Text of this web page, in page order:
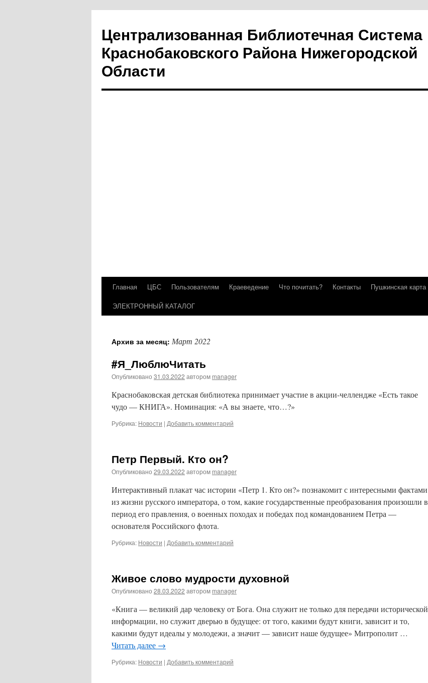
Централизованная Библиотечная Система
Краснобаковского Района Нижегородской
Области
Перейти
Главная ЦБС Пользователям Краеведение Что почитать? Контакты Пушкинская карта
ЭЛЕКТРОННЫЙ КАТАЛОГ
Архив за месяц: Март 2022
#Я_ЛюблюЧитать
Опубликовано 31.03.2022 автором manager
Краснобаковская детская библиотека принимает участие в акции-челлендже «Есть такое
чудо — КНИГА». Номинация: «А вы знаете, что…?»
Рубрика: Новости | Добавить комментарий
Петр Первый. Кто он?
Опубликовано 29.03.2022 автором manager
Интерактивный плакат час истории «Петр 1. Кто он?» познакомит с интересными фактами
из жизни русского императора, о том, какие государственные преобразования произошли в
период его правления, о военных походах и победах под командованием Петра —
основателя Российского флота.
Рубрика: Новости | Добавить комментарий
Живое слово мудрости духовной
Опубликовано 28.03.2022 автором manager
«Книга — великий дар человеку от Бога. Она служит не только для передачи исторической
информации, но служит дверью в будущее: от того, какими будут книги, зависит и то,
какими будут идеалы у молодежи, а значит — зависит наше будущее» Митрополит …
Читать далее →
Рубрика: Новости | Добавить комментарий